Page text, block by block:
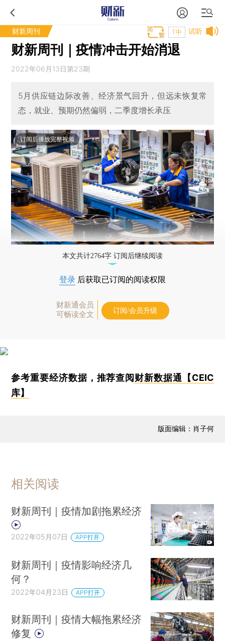
财新周刊 试听
T中
财新周刊｜疫情冲击开始消退
2022年06月13日第23期
5月供应链边际改善、经济景气回升，但远未恢复常
态，就业、预期仍然偏弱，二季度增长承压
订阅后播放完整视频
本文共计2764字 订阅后继续阅读
登录 后获取已订阅的阅读权限
财新通会员
可畅读全文
订阅/会员升级
参考重要经济数据，推荐查阅 财新数据通【CEIC
库】
版面编辑：肖子何
相关阅读
财新周刊｜疫情加剧拖累经济
2022年05月07日 APP打开
财新周刊｜疫情影响经济几
何？
2022年04月23日 APP打开
财新周刊｜疫情大幅拖累经济
修复